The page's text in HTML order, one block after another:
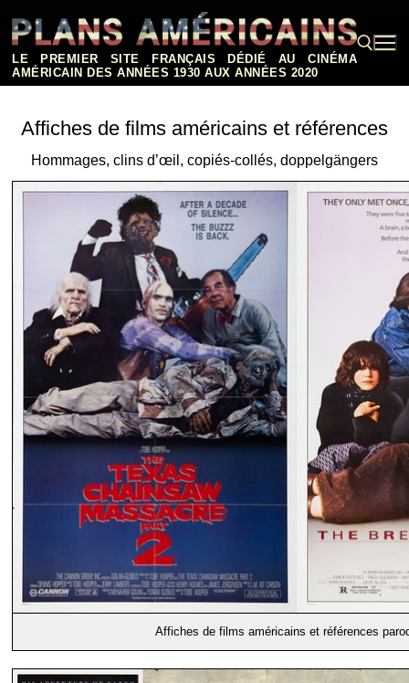
contenu
LE PREMIER SITE FRANÇAIS DÉDIÉ AU CINÉMA
AMÉRICAIN DES ANNÉES 1930 AUX ANNÉES 2020
Affiches de films américains et références
Hommages, clins d’œil, copiés-collés, doppelgängers
Affiches de films américains et références